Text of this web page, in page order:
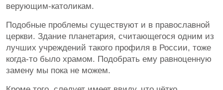
верующим-католикам.
Подобные проблемы существуют и в православной
церкви. Здание планетария, считающегося одним из
лучших учреждений такого профиля в России, тоже
когда-то было храмом. Подобрать ему равноценную
замену мы пока не можем.